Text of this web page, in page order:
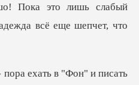
слабый
в
пора ехать в "Фон" и пис